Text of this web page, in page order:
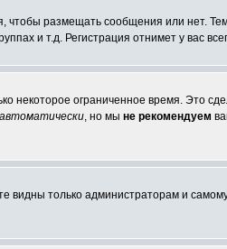
чтобы размещать сообщения или нет.
и т.д. Регистрация отнимет у вас
некоторое ограниченное время. Это
, но мы не рекомендуем
видны только администраторам и